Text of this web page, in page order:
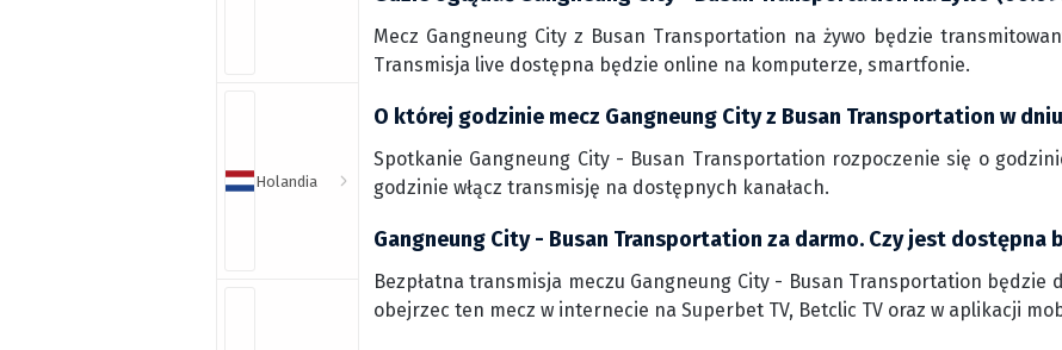
Holandia
Mecz Gangneung City z Busan Transportation na żywo będzie
Transmisja live dostępna będzie online na komputerze, smartfonie.
O której godzinie mecz Gangneung City z Busan Transportation w
Spotkanie Gangneung City - Busan Transportation rozpoczenie się o
godzinie włącz transmisję na dostępnych kanałach.
Gangneung City - Busan Transportation za darmo. Czy jest dostępna
Bezpłatna transmisja meczu Gangneung City - Busan Transportation będzie
obejrzec ten mecz w internecie na Superbet TV, Betclic TV oraz w aplikacji